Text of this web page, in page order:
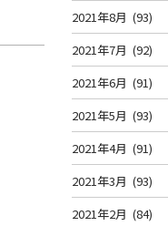
2021年8月 (93)
2021年7月 (92)
2021年6月 (91)
2021年5月 (93)
2021年4月 (91)
2021年3月 (93)
2021年2月 (84)